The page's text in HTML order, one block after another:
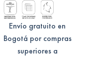
Envío gratuito en
Bogotá por compras
superiores a